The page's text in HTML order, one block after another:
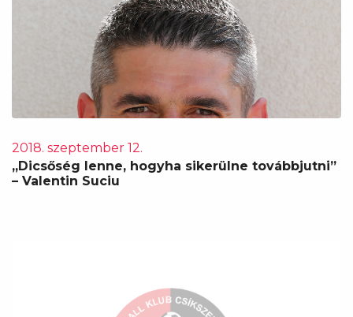
2018. szeptember 12.
„Dicsőség lenne, hogyha sikerülne továbbjutni”
– Valentin Suciu